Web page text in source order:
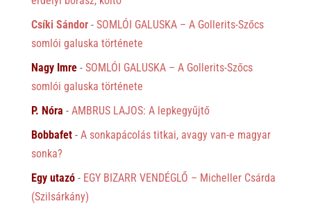
Csíki Sándor- SOMLÓI GALUSKA – A Gollerits-Szőcs
somlói galuska története
Nagy Imre- SOMLÓI GALUSKA – A Gollerits-Szőcs
somlói galuska története
P. Nóra - AMBRUS LAJOS: A lepkegyűjtő
Bobbafet- A sonkapácolás titkai, avagy van-e magyar
sonka?
Egy utazó- EGY BIZARR VENDÉGLŐ – Micheller Csárda
(Szilsárkány)